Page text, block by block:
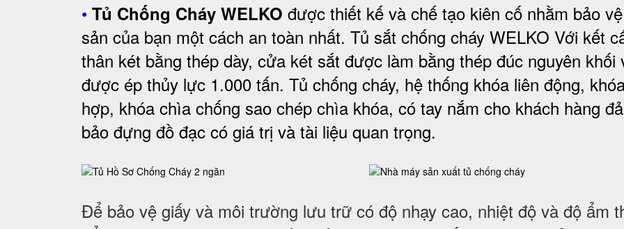
• Tủ Chống Cháy WELKO được thiết kế và chế tạo kiên cố nhằm bảo
sản của bạn một cách an toàn nhất. Tủ sắt chống cháy WELKO Với kết
thân két bằng thép dày, cửa két sắt được làm bằng thép đúc nguyên khối
được ép thủy lực 1.000 tấn. Tủ chống cháy, hệ thống khóa liên động,
hợp, khóa chìa chống sao chép chìa khóa, có tay nắm cho khách hàng
bảo đựng đồ đạc có giá trị và tài liệu quan trọng.
Để bảo vệ giấy và môi trường lưu trữ có độ nhạy cao, nhiệt độ và độ ẩm